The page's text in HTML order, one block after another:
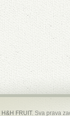
H&H FRUIT. Sva prava